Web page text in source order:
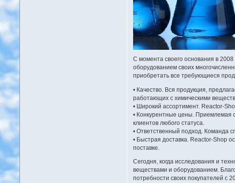
С момента своего основания в
оборудованием своих
приобретать все требующиеся
• Качество. Вся продукция,
работающих с химическими
• Широкий ассортимент. Reactor-
• Конкурентные цены. Приемлемая
клиентов любого статуса.
• Ответственный подход. Команда
• Быстрая доставка. Reactor-Shop
поставке.
Сегодня, когда исследования и
веществами и оборудованием.
потребности своих покупателей с